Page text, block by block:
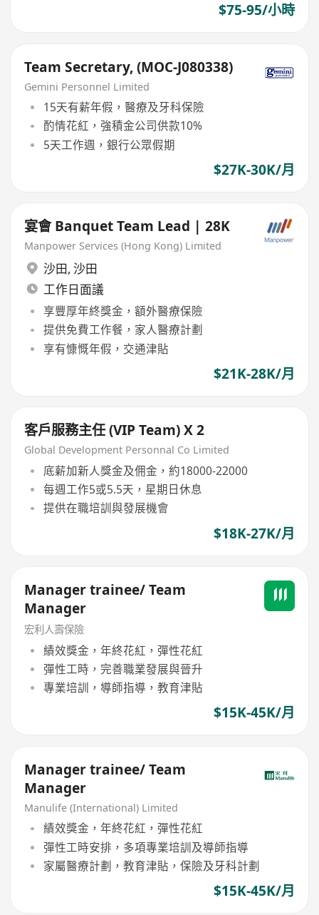
$75-95/小時
Team Secretary, (MOC-J080338)
Gemini Personnel Limited
15天有薪年假，醫療及牙科保險
酌情花紅，強積金公司供款10%
5天工作週，銀行公眾假期
$27K-30K/月
宴會 Banquet Team Lead | 28K
Manpower Services (Hong Kong) Limited
沙田, 沙田
工作日面議
享豐厚年終獎金，額外醫療保險
提供免費工作餐，家人醫療計劃
享有慷慨年假，交通津貼
$21K-28K/月
客戶服務主任 (VIP Team) X 2
Global Development Personnal Co Limited
底薪加新人獎金及佣金，約18000-22000
每週工作5或5.5天，星期日休息
提供在職培訓與發展機會
$18K-27K/月
Manager trainee/ Team
Manager
宏利人壽保險
績效獎金，年終花紅，彈性花紅
彈性工時，完善職業發展與晉升
專業培訓，導師指導，教育津貼
$15K-45K/月
Manager trainee/ Team
Manager
Manulife (International) Limited
績效獎金，年終花紅，彈性花紅
彈性工時安排，多項專業培訓及導師指導
家屬醫療計劃，教育津貼，保險及牙科計劃
$15K-45K/月